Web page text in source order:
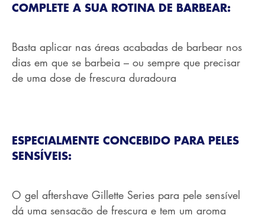
COMPLETE A SUA ROTINA DE BARBEAR:
Basta aplicar nas áreas acabadas de barbear nos
dias em que se barbeia – ou sempre que precisar
de uma dose de frescura duradoura
ESPECIALMENTE CONCEBIDO PARA PELES
SENSÍVEIS:
O gel aftershave Gillette Series para pele sensível
dá uma sensação de frescura e tem um aroma